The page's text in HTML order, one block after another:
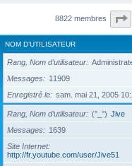
8822 membres
NOM D’UTILISATEUR
Rang, Nom d’utilisateur
Messages
11909
Enregistré le
sam. mai 21, 2005
Rang, Nom d’utilisateur (°_°) Jive
Messages
1639
Site Internet
http://fr.youtube.com/user/Jive51